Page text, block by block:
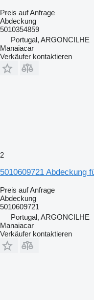
Preis auf Anfrage
Abdeckung
5010354859
Portugal, ARGONCILHE
Manaiacar
Verkäufer kontaktieren
2
5010609721 Abdeckung
Preis auf Anfrage
Abdeckung
5010609721
Portugal, ARGONCILHE
Manaiacar
Verkäufer kontaktieren